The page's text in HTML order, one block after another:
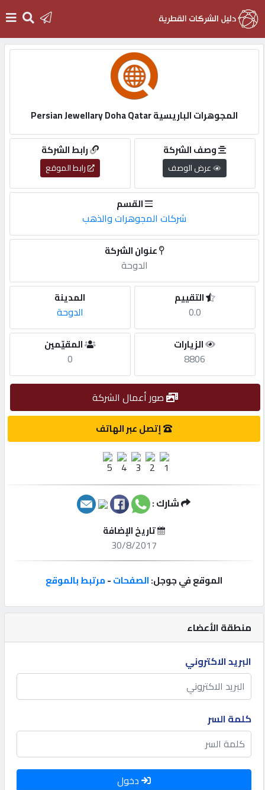
التسجيل
English
أضف
مطلوب
طلب
الاحصائيات
إتصل
إعلانات
المنتدى
كيو
مزاد
كيو
نمبر
منطقة الأعضاء
البريد الاكتروني
كلمة السر
دخول
المجوهرات الباريسية Persian Jewellary Doha Qatar
رابط الشركة
رابط الموقع
وصف الشركة
عرض الوصف
القسم
شركات المجوهرات والذهب
عنوان الشركة
الدوحة
المدينة
الدوحة
التقييم
0.0
المقيّمين
0
الزيارات
8806
صور أعمال الشركة
إتصل عبر الهاتف
شارك :
تاريخ الإضافة
30/8/2017
الموقع في جوجل:الصفحات-مرتبط بالموقع